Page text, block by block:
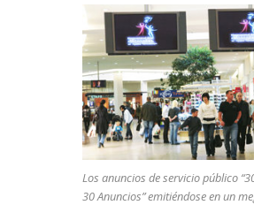
Los anuncios de servicio público
30 Anuncios” emitiéndose en un